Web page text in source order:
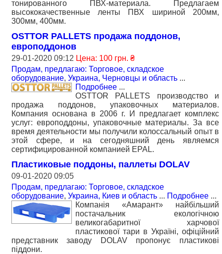
тонированного ПВХ-материала. Предлагаем
высококачественные ленты ПВХ шириной 200мм,
300мм, 400мм.
OSTTOR PALLETS продажа поддонов,
европоддонов
29-01-2020 09:12 Цена: 100 грн. ₴
Продам, предлагаю: Торговое, складское
оборудование, Украина, Черновцы и область ...
Подробнее ...
OSTTOR PALLETS производство и
продажа поддонов, упаковочных материалов.
Компания основана в 2006 г. И предлагает комплекс
услуг: европоддоны, упаковочные материалы. За все
время деятельности мы получили колоссальный опыт в
этой сфере, и на сегодняшний день являемся
сертифицированной компанией EPAL.
Пластиковые поддоны, паллеты DOLAV
09-01-2020 09:05
Продам, предлагаю: Торговое, складское
оборудование, Украина, Киев и область ... Подробнее ...
Компанія «Амарант» найбільший
постачальник екологічною
великогабаритної харчової
пластикової тари в Україні, офіційний
представник заводу DOLAV пропонує пластикові
піддони.